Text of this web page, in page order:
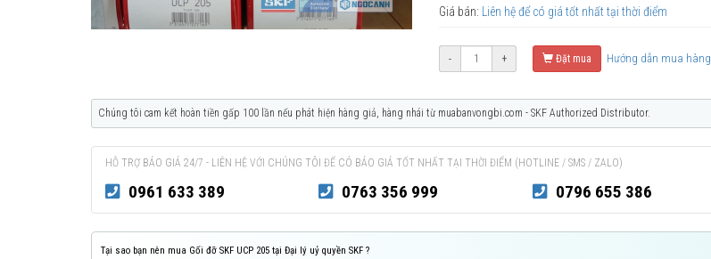
Giá bán: Liên hệ để có giá tốt nhất tại thời điểm
- + Đặt mua Hướng dẫn mua hàng
Chúng tôi cam kết hoàn tiền gấp 100 lần nếu phát hiện hàng giả, hàng nhái từ muabanvongbi.com - SKF Authorized Distributor.
HỖ TRỢ BÁO GIÁ 24/7 - LIÊN HỆ VỚI CHÚNG TÔI ĐỂ CÓ BÁO GIÁ TỐT NHẤT TẠI THỜI ĐIỂM (HOTLINE / SMS / ZALO)
0961 633 389 0763 356 999 0796 655 386
Tại sao bạn nên mua Gối đỡ SKF UCP 205 tại Đại lý uỷ quyền SKF ?